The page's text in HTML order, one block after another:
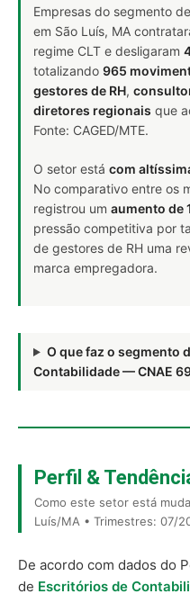
Empresas do segmento de
em São Luís, MA
regime CLT e desligaram
totalizando 965
gestores de RH,
diretores regionais que
Fonte: CAGED/MTE.
O setor está com
No comparativo entre os
registrou um aumento de
pressão competitiva por
de gestores de RH uma
marca empregadora.
O que faz o segmento
Contabilidade — CNAE
Perfil &
Como este setor está
Luís/MA • Trimestres: 07/
De acordo com dados do
de Escritórios de